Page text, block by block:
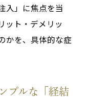
入」に焦点を当
ット・デメリッ
かを、具体的な症
プルな「経結